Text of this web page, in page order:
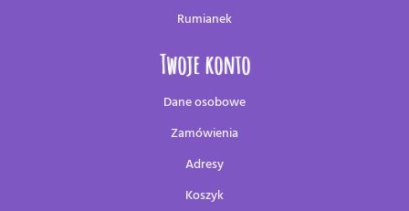
Rumianek
Twoje konto
Dane osobowe
Zamówienia
Adresy
Koszyk